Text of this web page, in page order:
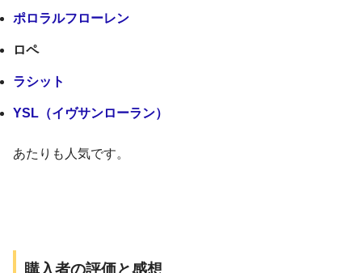
ポロラルフローレン
ロペ
ラシット
YSL（イヴサンローラン）
あたりも人気です。
購入者の評価と感想